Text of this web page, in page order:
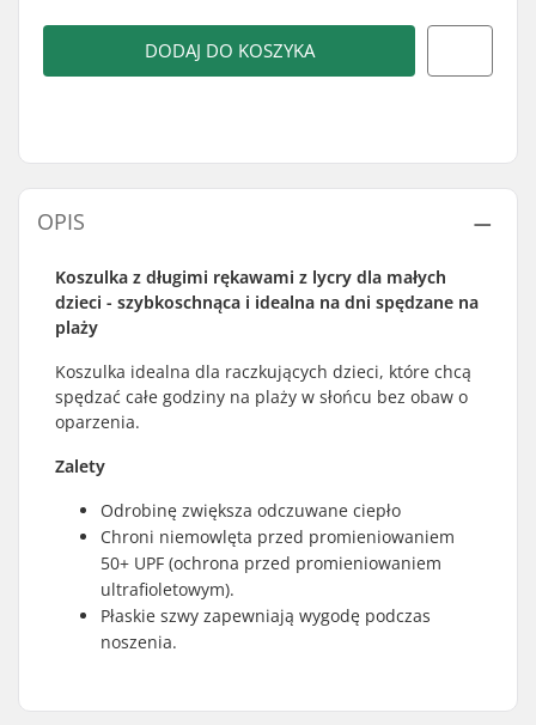
DODAJ DO KOSZYKA
OPIS
Koszulka z długimi rękawami z lycry dla małych
dzieci - szybkoschnąca i idealna na dni spędzane na
plaży
Koszulka idealna dla raczkujących dzieci, które chcą
spędzać całe godziny na plaży w słońcu bez obaw o
oparzenia.
Zalety
Odrobinę zwiększa odczuwane ciepło
Chroni niemowlęta przed promieniowaniem
50+ UPF (ochrona przed promieniowaniem
ultrafioletowym).
Płaskie szwy zapewniają wygodę podczas
noszenia.